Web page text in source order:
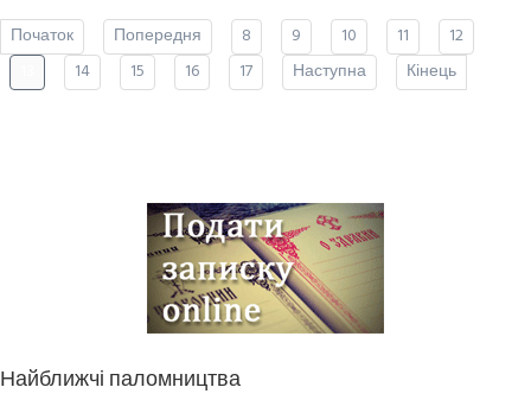
Початок Попередня 8 9 10 11
12
14 15 16 17 Наступна Кінець
Найближчі паломництва